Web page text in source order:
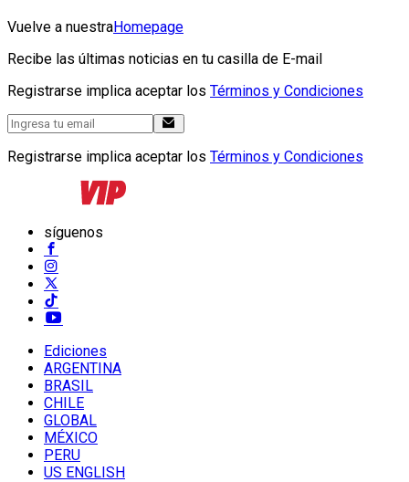
Vuelve a nuestraHomepage
Recibe las últimas noticias en tu casilla de E-mail
Registrarse implica aceptar los Términos y Condiciones
Registrarse implica aceptar los Términos y Condiciones
síguenos
Ediciones
ARGENTINA
BRASIL
CHILE
GLOBAL
MÉXICO
PERU
US ENGLISH